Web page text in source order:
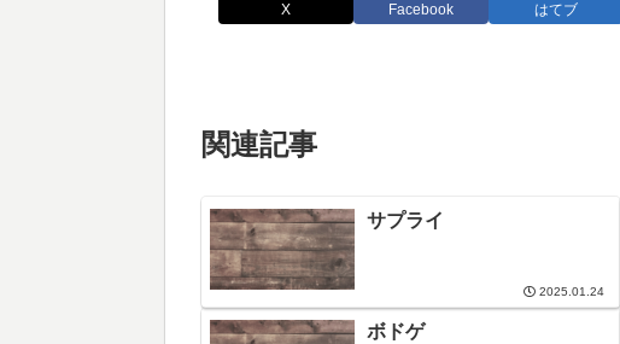
X Facebook はてブ
関連記事
サプライ
2025.01.24
ボドゲ